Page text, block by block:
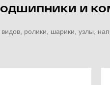
и
ролики, шарики, узлы,